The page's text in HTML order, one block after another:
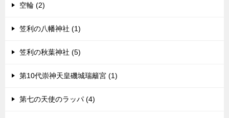
空輪 (2)
笠利の八幡神社 (1)
笠利の秋葉神社 (5)
第10代崇神天皇磯城瑞籬宮 (1)
第七の天使のラッパ (4)